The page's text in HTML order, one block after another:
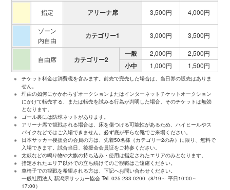
指定 アリーナ席 3,500円 4,000円
ゾーン
内自由
カテゴリー1 3,000円 3,500円
自由席 カテゴリー2
一般 2,000円 2,500円
小中 1,000円 1,500円
※
チケット料金は消費税を含みます。前売で完売した場合は、当日券の販売はありま
せん。
※
理由の如何にかかわらずオークションまたはインターネットチケットオークション
にかけて転売する、または転売を試みる行為が判明した場合、そのチケットは無効
となります。
※
ゴール裏には防球ネットがあります。
※
アリーナ席で観戦される場合は、床を傷つける可能性があるため、ハイヒールやス
パイクなどではご入場できません。必ず底が平らな靴でご来場ください。
※
日本サッカー後援会の会員の方は、先着50名様（カテゴリー2のみ）に限り、無料で
入場できます。試合当日、後援会会員証をご持参ください。
※
太鼓などの鳴り物や大旗の持ち込み・使用は指定されたエリアのみとなります。
※
指定されたエリア以外での立ち続けてのご観戦はご遠慮ください。
※
車椅子での観戦を希望される方は、下記へお問い合わせください。
一般社団法人 新潟県サッカー協会 Tel. 025-233-0200（8/19～ 平日10:00～
17:00）